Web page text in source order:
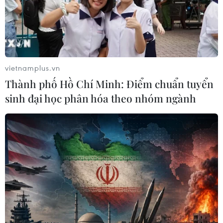
Tây Ninh cảnh báo giả mạo cơ quan
đăng ký kinh doanh để lừa đảo
doanh nghiệp
07/08/2026 08:38
Xem thêm
CƠ QUAN CHỦ QUẢN: THÔNG TẤN XÃ VIỆT NAM
Tổng Biên tập: TRẦN TIẾN DUẨN
Phó Tổng Biên tập: NGUYỄN THỊ TÁM, KHÚC THANH
vietnamplus.vn
Thành phố Hồ Chí Minh: Điểm chuẩn tuyển
sinh đại học phân hóa theo nhóm ngành